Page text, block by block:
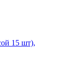
15 шт),